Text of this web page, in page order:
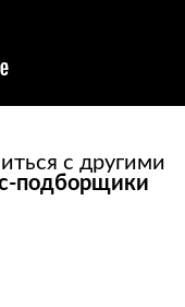
с другими
подборщики